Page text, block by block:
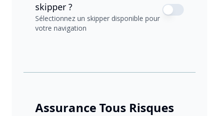
skipper ?
Sélectionnez un skipper disponible pour
votre navigation
Assurance Tous Risques